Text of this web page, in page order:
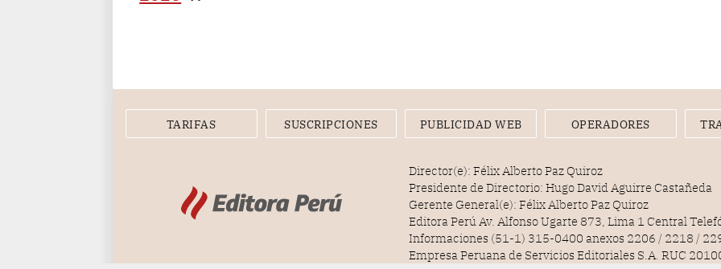
TARIFAS SUSCRIPCIONES PUBLICIDAD WEB OPERADORES
Director(e): Félix Alberto Paz Quiroz
Presidente de Directorio: Hugo David Aguirre Castañeda
Gerente General(e): Félix Alberto Paz Quiroz
Editora Perú Av. Alfonso Ugarte 873, Lima 1 Central
Informaciones (51-1) 315-0400 anexos 2206 / 2218 /
Empresa Peruana de Servicios Editoriales S.A. RUC